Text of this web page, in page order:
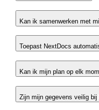
Kan ik samenwerken met
Toepast NextDocs
Kan ik mijn plan op elk
Zijn mijn gegevens veilig bij